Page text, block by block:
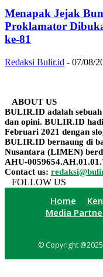
Menapak Jejak
Proklamator
ke-81
Redaksi Bulir.id - 07/08/
ABOUT US
BULIR.ID adalah
dan opini. BULIR.ID
Februari 2021 dengan
BULIR.ID bernaung di
Nusantara (LIMEN)
AHU-
Contact us:
FOLLOW US
Home
Media
© Copyright